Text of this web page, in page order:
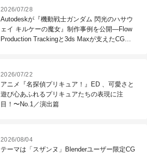
2026/07/28
Autodeskが『機動戦士ガンダム 閃光のハサウ
ェイ キルケーの魔女』制作事例を公開―Flow
Production Trackingと3ds Maxが支えたCG制
2026/07/22
アニメ『名探偵プリキュア！』ED 、可愛さと
遊び心あふれるプリキュアたちの表現に注
目！〜No.1／演出篇
2026/08/04
テーマは「スザンヌ」Blenderユーザー限定CG